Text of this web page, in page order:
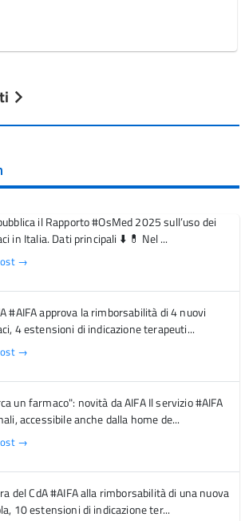
il Rapporto #OsMed 2025 sull’uso dei
in Italia. Dati principali ⬇️ 💊 Nel ...
→
#AIFA approva la rimborsabilità di 4 nuovi
4 estensioni di indicazione terapeuti...
→
un farmaco": novità da AIFA Il servizio #AIFA
accessibile anche dalla home de...
→
del CdA #AIFA alla rimborsabilità di una nuova
10 estensioni di indicazione ter...